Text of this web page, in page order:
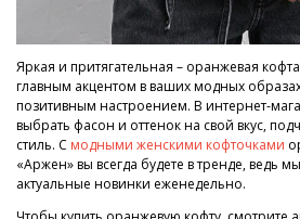
Яркая и притягательная – оранжевая
главным акцентом в ваших модных
позитивным настроением. В интернет-
выбрать фасон и оттенок на свой вкус,
стиль. С модными женскими кофточками
«Аржен» вы всегда будете в тренде, ведь
актуальные новинки еженедельно.